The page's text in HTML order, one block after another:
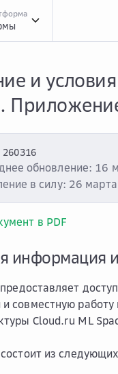
и
260316
обновление: 16
в силу: 26
в PDF
информация
предоставляет
и совместную
Cloud.ru ML
из